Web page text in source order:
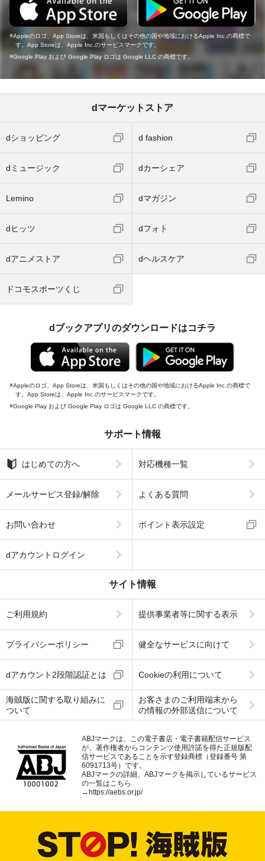
Appleのロゴ、App Storeは、米国もしくはその他の国や地域におけるApple Inc.の商標で
す。App Storeは、Apple Inc.のサービスマークです。
Google Play および Google Play ロゴは Google LLC の商標です。
dマーケットストア
dショッピング d fashion
dミュージック dカーシェア
Lemino dマガジン
dヒッツ dフォト
dアニメストア dヘルスケア
ドコモスポーツくじ
dブックアプリのダウンロードはコチラ
Appleのロゴ、App Storeは、米国もしくはその他の国や地域におけるApple Inc.の商標で
す。App Storeは、Apple Inc.のサービスマークです。
Google Play および Google Play ロゴは Google LLC の商標です。
サポート情報
はじめての方へ 対応機種一覧
メールサービス登録/解除 よくある質問
お問い合わせ ポイント表示設定
dアカウントログイン
サイト情報
ご利用規約 提供事業者等に関する表示
プライバシーポリシー 健全なサービスに向けて
dアカウント2段階認証とは Cookieの利用について
海賊版に関する取り組みに
ついて
お客さまのご利用端末から
の情報の外部送信について
ABJマークは、この電子書店・電子書籍配信サービス
が、著作権者からコンテンツ使用許諾を得た正規版配
信サービスであることを示す登録商標（登録番号 第
6091713号）です。
ABJマークの詳細、ABJマークを掲示しているサービス
の一覧はこちら
→ https://aebs.or.jp/